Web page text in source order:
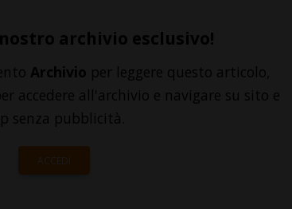
archivio esclusivo!
Archivio per leggere questo articolo,
accedere all'archivio e navigare su sito e
senza pubblicità.
ACCEDI